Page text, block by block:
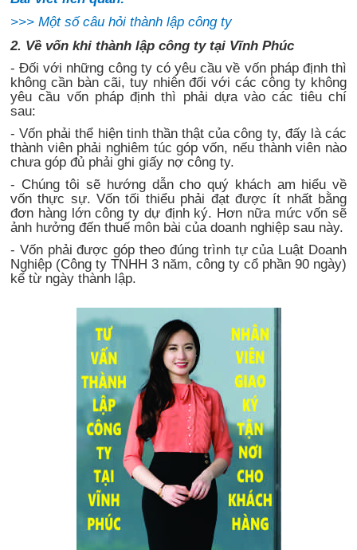
>>> Một số câu hỏi thành lập công ty
2. Về vốn khi thành lập công ty tại Vĩnh Phúc
- Đối với những công ty có yêu cầu về vốn pháp định thì
không cần bàn cãi, tuy nhiên đối với các công ty không
yêu cầu vốn pháp định thì phải dựa vào các tiêu chí
sau:
- Vốn phải thể hiện tinh thần thật của công ty, đấy là các
thành viên phải nghiêm túc góp vốn, nếu thành viên nào
chưa góp đủ phải ghi giấy nợ công ty.
- Chúng tôi sẽ hướng dẫn cho quý khách am hiểu về
vốn thực sự. Vốn tối thiểu phải đạt được ít nhất bằng
đơn hàng lớn công ty dự định ký. Hơn nữa mức vốn sẽ
ảnh hưởng đến thuế môn bài của doanh nghiệp sau này.
- Vốn phải được góp theo đúng trình tự của Luật Doanh
Nghiệp (Công ty TNHH 3 năm, công ty cổ phần 90 ngày)
kể từ ngày thành lập.